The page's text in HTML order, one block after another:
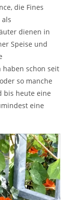
die Fines
dienen in
Speise und
haben schon seit
so manche
bis heute eine
eine